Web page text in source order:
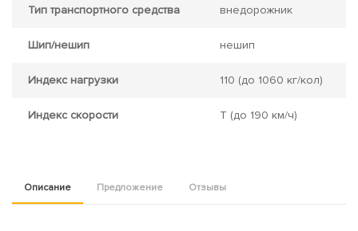
Тип транспортного средства внедорожник
Шип/нешип нешип
Индекс нагрузки 110 (до 1060 кг/кол)
Индекс скорости T (до 190 км/ч)
Описание Предложение Отзывы